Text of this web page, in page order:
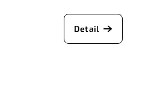
Detail